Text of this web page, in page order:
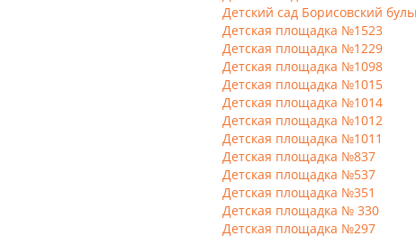
Детский сад Борисовский
Детская площадка №1523
Детская площадка №1229
Детская площадка №1098
Детская площадка №1015
Детская площадка №1014
Детская площадка №1012
Детская площадка №1011
Детская площадка №837
Детская площадка №537
Детская площадка №351
Детская площадка № 330
Детская площадка №297